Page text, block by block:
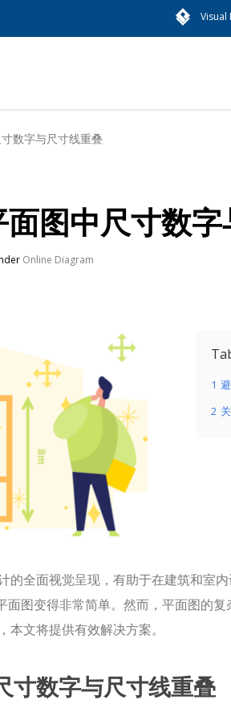
Visual
数字与尺寸线重叠
图中尺寸数
Online Diagram
1
2
的全面视觉呈现，有助于在建筑和室
面图变得非常简单。然而，平面图的
文将提供有效解决方案。
寸数字与尺寸线重叠